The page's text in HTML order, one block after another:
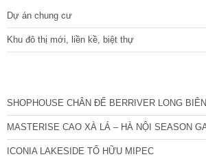
Dự án chung cư
Khu đô thị mới, liền kề, biệt thự
SHOPHOUSE CHÂN ĐẾ BERRIVER LONG BIÊN
MASTERISE CAO XÀ LÁ – HÀ NỘI SEASON
ICONIA LAKESIDE TỐ HỮU MIPEC